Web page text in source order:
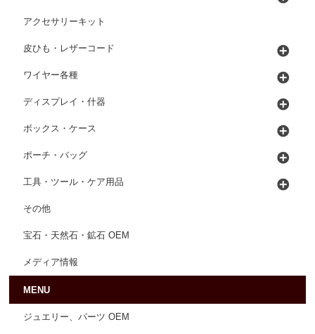
アクセサリーキット
皮ひも・レザーコード
ワイヤー各種
ディスプレイ・什器
ボックス・ケース
ポーチ・バッグ
工具・ツール・ケア用品
その他
宝石・天然石・鉱石 OEM
メディア情報
MENU
ジュエリー、パーツ OEM